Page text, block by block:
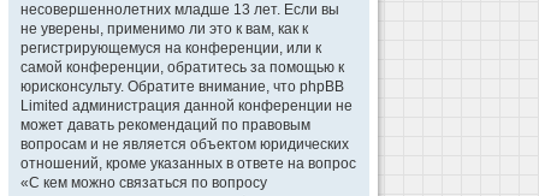
несовершеннолетних младше 13 лет. Если вы
не уверены, применимо ли это к вам, как к
регистрирующемуся на конференции, или к
самой конференции, обратитесь за помощью к
юрисконсульту. Обратите внимание, что phpBB
Limited администрация данной конференции не
может давать рекомендаций по правовым
вопросам и не является объектом юридических
отношений, кроме указанных в ответе на вопрос
«С кем можно связаться по вопросу